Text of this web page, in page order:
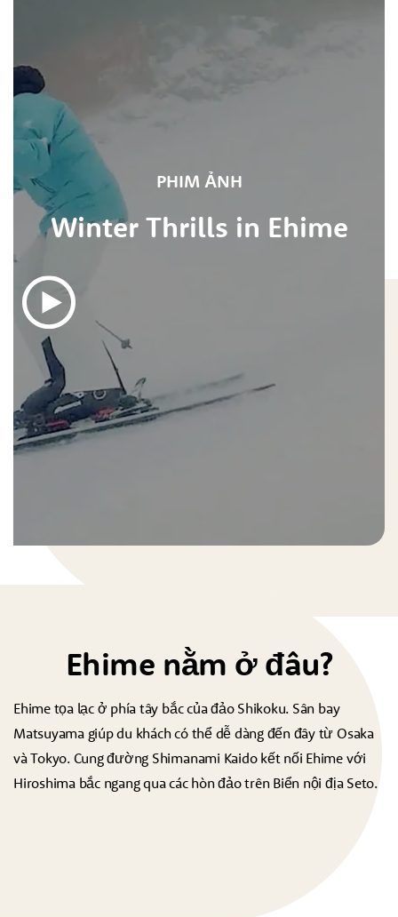
PHIM ẢNH
Winter Thrills in Ehime
Ehime nằm ở đâu?
Ehime tọa lạc ở phía tây bắc của đảo Shikoku. Sân bay
Matsuyama giúp du khách có thể dễ dàng đến đây từ Osaka
và Tokyo. Cung đường Shimanami Kaido kết nối Ehime với
Hiroshima bắc ngang qua các hòn đảo trên Biển nội địa Seto.